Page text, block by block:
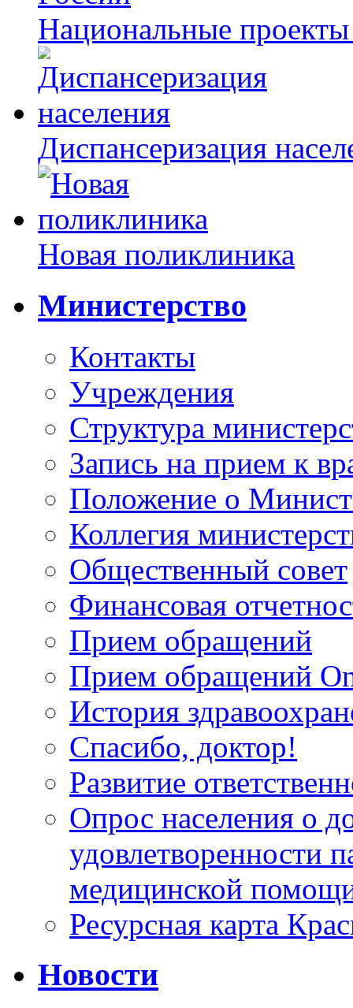
Национальные
Диспансеризация
Новая поликлиника
Министерство
Контакты
Учреждения
Структура
Запись на прием к
Положение о
Коллегия
Общественный совет
Финансовая
Прием обращений
Прием обращений
История
Спасибо, доктор!
Развитие
Опрос населения о
удовлетворенности
медицинской
Ресурсная карта
Новости